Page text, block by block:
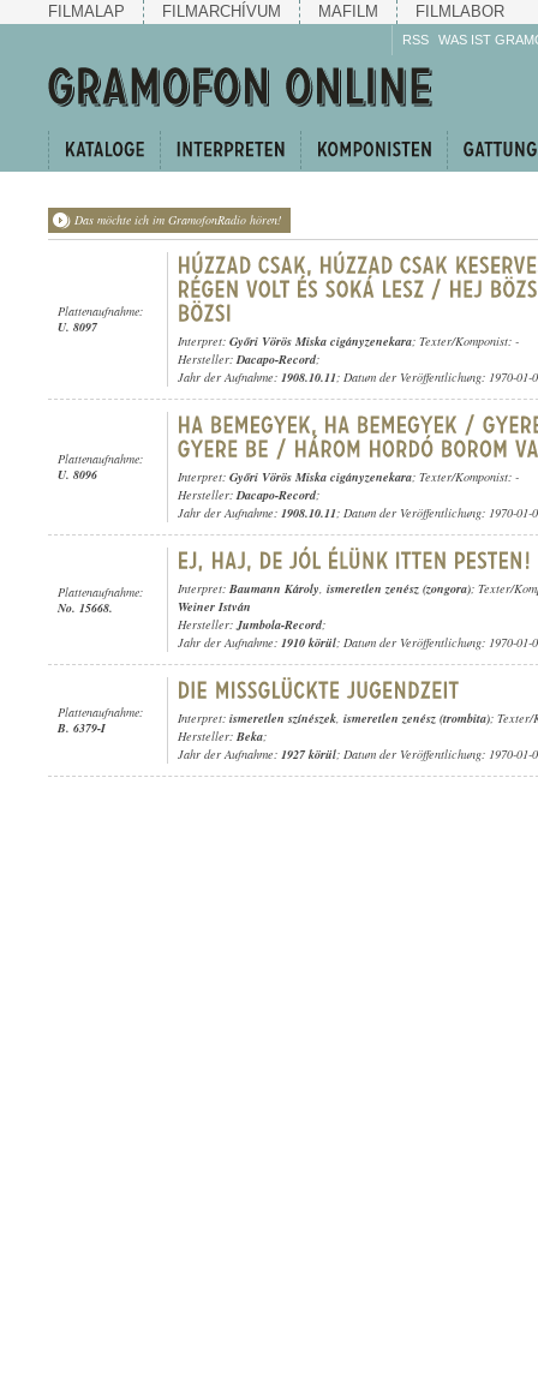
FILMALAP FILMARCHÍVUM MAFILM FILMLABOR
RSS WAS IST
Das möchte ich im GramofonRadio hören!
Plattenaufnahme:
U. 8097
Interpret: Győri Vörös Miska cigányzenekara; Texter/Komponist: -
Hersteller:Dacapo-Record;
Jahr der Aufnahme: 1908.10.11; Datum der Veröffentlichung: 1970-01-
Plattenaufnahme:
U. 8096
Interpret: Győri Vörös Miska cigányzenekara; Texter/Komponist: -
Hersteller:Dacapo-Record;
Jahr der Aufnahme: 1908.10.11; Datum der Veröffentlichung: 1970-01-
Plattenaufnahme:
No. 15668.
Interpret: Baumann Károly, ismeretlen zenész (zongora); Texter/
Weiner István
Hersteller:Jumbola-Record;
Jahr der Aufnahme: 1910 körül; Datum der Veröffentlichung: 1970-01-
Plattenaufnahme:
B. 6379-I
Interpret: ismeretlen színészek, ismeretlen zenész (trombita); Texter/
Hersteller: Beka;
Jahr der Aufnahme: 1927 körül; Datum der Veröffentlichung: 1970-01-